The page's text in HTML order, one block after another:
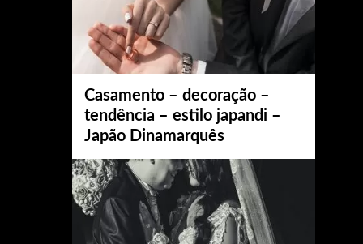
Casamento – decoração –
tendência – estilo japandi –
Japão Dinamarquês